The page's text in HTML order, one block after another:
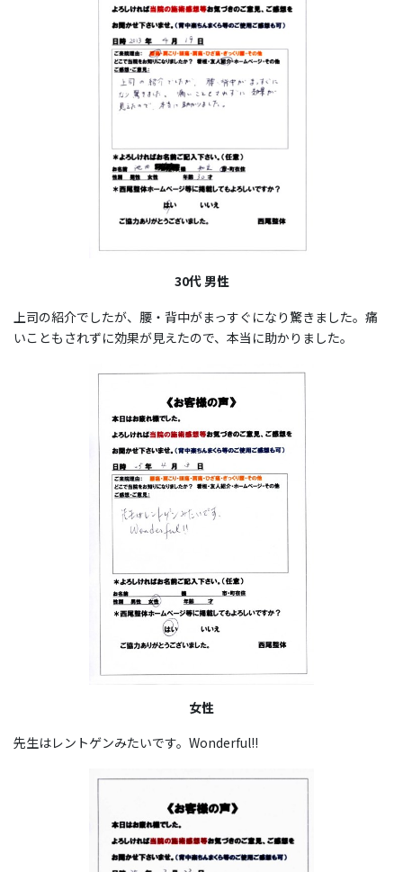
30代 男性
上司の紹介でしたが、腰・背中がまっすぐになり驚きました。痛
いこともされずに効果が見えたので、本当に助かりました。
女性
先生はレントゲンみたいです。Wonderful!!